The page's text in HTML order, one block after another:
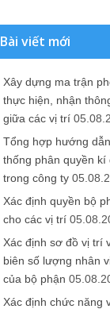
Bài viết mới
Xây dựng ma trận
thực hiện, nhận
giữa các vị trí
Tổng hợp hướng
thống phân quyền
trong công ty
Xác định quyền bộ
cho các vị trí
Xác định sơ đồ vị trí
biên số lượng nhân
của bộ phận
Xác định chức năng